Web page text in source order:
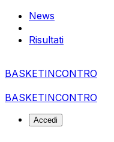
News
Risultati
BASKETINCONTRO
BASKETINCONTRO
Accedi